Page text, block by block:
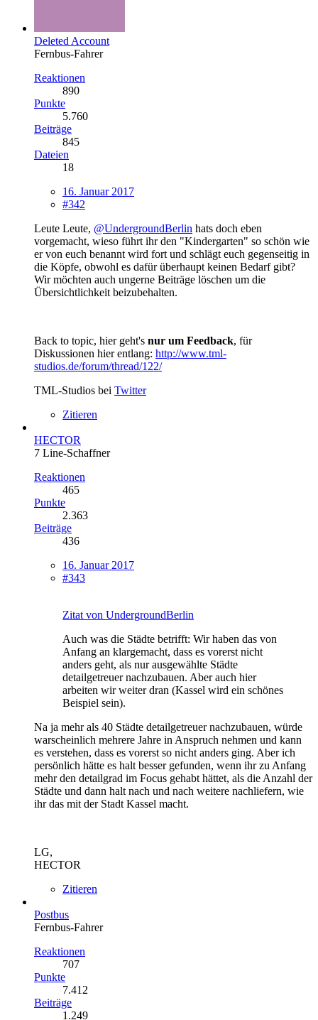
Deleted Account
Fernbus-Fahrer
Reaktionen
890
Punkte
5.760
Beiträge
845
Dateien
18
16. Januar 2017
#342
Leute Leute, @UndergroundBerlin hats doch eben
vorgemacht, wieso führt ihr den "Kindergarten" so schön wie
er von euch benannt wird fort und schlägt euch gegenseitig in
die Köpfe, obwohl es dafür überhaupt keinen Bedarf gibt?
Wir möchten auch ungerne Beiträge löschen um die
Übersichtlichkeit beizubehalten.
Back to topic, hier geht's nur um Feedback, für
Diskussionen hier entlang: http://www.tml-
studios.de/forum/thread/122/
TML-Studios bei Twitter
Zitieren
HECTOR
7 Line-Schaffner
Reaktionen
465
Punkte
2.363
Beiträge
436
16. Januar 2017
#343
Zitat von UndergroundBerlin
Auch was die Städte betrifft: Wir haben das von
Anfang an klargemacht, dass es vorerst nicht
anders geht, als nur ausgewählte Städte
detailgetreuer nachzubauen. Aber auch hier
arbeiten wir weiter dran (Kassel wird ein schönes
Beispiel sein).
Na ja mehr als 40 Städte detailgetreuer nachzubauen, würde
warscheinlich mehrere Jahre in Anspruch nehmen und kann
es verstehen, dass es vorerst so nicht anders ging. Aber ich
persönlich hätte es halt besser gefunden, wenn ihr zu Anfang
mehr den detailgrad im Focus gehabt hättet, als die Anzahl der
Städte und dann halt nach und nach weitere nachliefern, wie
ihr das mit der Stadt Kassel macht.
LG,
HECTOR
Zitieren
Postbus
Fernbus-Fahrer
Reaktionen
707
Punkte
7.412
Beiträge
1.249